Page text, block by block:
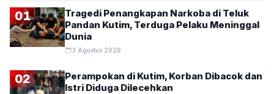
01
Tragedi Penangkapan Narkoba di Teluk
Pandan Kutim, Terduga Pelaku Meninggal
Dunia
3 Agustus 2026
02
Perampokan di Kutim, Korban Dibacok dan
Istri Diduga Dilecehkan